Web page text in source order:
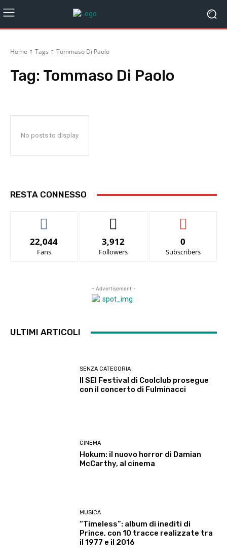
Home Tags Tommaso Di Paolo
Tag: Tommaso Di Paolo
No posts to display
RESTA CONNESSO
22,044
Fans
3,912
Followers
0
Subscribers
- Advertisement -
ULTIMI ARTICOLI
SENZA CATEGORIA
Il SEI Festival di Coolclub prosegue
con il concerto di Fulminacci
CINEMA
Hokum: il nuovo horror di Damian
McCarthy, al cinema
MUSICA
“Timeless”: album di inediti di
Prince, con 10 tracce realizzate tra
il 1977 e il 2016